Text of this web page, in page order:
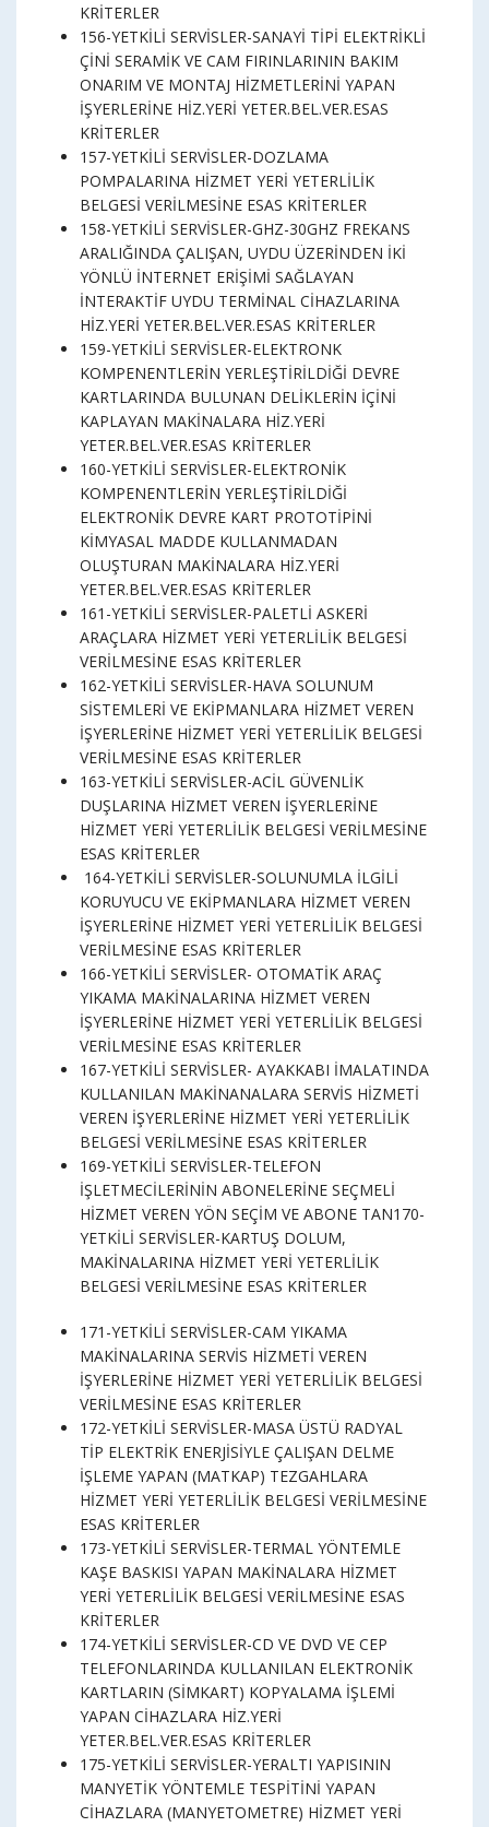
KRİTERLER
156-YETKİLİ SERVİSLER-SANAYİ TİPİ ELEKTRİKLİ
ÇİNİ SERAMİK VE CAM FIRINLARININ BAKIM
ONARIM VE MONTAJ HİZMETLERİNİ YAPAN
İŞYERLERİNE HİZ.YERİ YETER.BEL.VER.ESAS
KRİTERLER
157-YETKİLİ SERVİSLER-DOZLAMA
POMPALARINA HİZMET YERİ YETERLİLİK
BELGESİ VERİLMESİNE ESAS KRİTERLER
158-YETKİLİ SERVİSLER-GHZ-30GHZ FREKANS
ARALIĞINDA ÇALIŞAN, UYDU ÜZERİNDEN İKİ
YÖNLÜ İNTERNET ERİŞİMİ SAĞLAYAN
İNTERAKTİF UYDU TERMİNAL CİHAZLARINA
HİZ.YERİ YETER.BEL.VER.ESAS KRİTERLER
159-YETKİLİ SERVİSLER-ELEKTRONK
KOMPENENTLERİN YERLEŞTİRİLDİĞİ DEVRE
KARTLARINDA BULUNAN DELİKLERİN İÇİNİ
KAPLAYAN MAKİNALARA HİZ.YERİ
YETER.BEL.VER.ESAS KRİTERLER
160-YETKİLİ SERVİSLER-ELEKTRONİK
KOMPENENTLERİN YERLEŞTİRİLDİĞİ
ELEKTRONİK DEVRE KART PROTOTİPİNİ
KİMYASAL MADDE KULLANMADAN
OLUŞTURAN MAKİNALARA HİZ.YERİ
YETER.BEL.VER.ESAS KRİTERLER
161-YETKİLİ SERVİSLER-PALETLİ ASKERİ
ARAÇLARA HİZMET YERİ YETERLİLİK BELGESİ
VERİLMESİNE ESAS KRİTERLER
162-YETKİLİ SERVİSLER-HAVA SOLUNUM
SİSTEMLERİ VE EKİPMANLARA HİZMET VEREN
İŞYERLERİNE HİZMET YERİ YETERLİLİK BELGESİ
VERİLMESİNE ESAS KRİTERLER
163-YETKİLİ SERVİSLER-ACİL GÜVENLİK
DUŞLARINA HİZMET VEREN İŞYERLERİNE
HİZMET YERİ YETERLİLİK BELGESİ VERİLMESİNE
ESAS KRİTERLER
164-YETKİLİ SERVİSLER-SOLUNUMLA İLGİLİ
KORUYUCU VE EKİPMANLARA HİZMET VEREN
İŞYERLERİNE HİZMET YERİ YETERLİLİK BELGESİ
VERİLMESİNE ESAS KRİTERLER
166-YETKİLİ SERVİSLER- OTOMATİK ARAÇ
YIKAMA MAKİNALARINA HİZMET VEREN
İŞYERLERİNE HİZMET YERİ YETERLİLİK BELGESİ
VERİLMESİNE ESAS KRİTERLER
167-YETKİLİ SERVİSLER- AYAKKABI İMALATINDA
KULLANILAN MAKİNANALARA SERVİS HİZMETİ
VEREN İŞYERLERİNE HİZMET YERİ YETERLİLİK
BELGESİ VERİLMESİNE ESAS KRİTERLER
169-YETKİLİ SERVİSLER-TELEFON
İŞLETMECİLERİNİN ABONELERİNE SEÇMELİ
HİZMET VEREN YÖN SEÇİM VE ABONE TAN170-
YETKİLİ SERVİSLER-KARTUŞ DOLUM,
MAKİNALARINA HİZMET YERİ YETERLİLİK
BELGESİ VERİLMESİNE ESAS KRİTERLER
171-YETKİLİ SERVİSLER-CAM YIKAMA
MAKİNALARINA SERVİS HİZMETİ VEREN
İŞYERLERİNE HİZMET YERİ YETERLİLİK BELGESİ
VERİLMESİNE ESAS KRİTERLER
172-YETKİLİ SERVİSLER-MASA ÜSTÜ RADYAL
TİP ELEKTRİK ENERJİSİYLE ÇALIŞAN DELME
İŞLEME YAPAN (MATKAP) TEZGAHLARA
HİZMET YERİ YETERLİLİK BELGESİ VERİLMESİNE
ESAS KRİTERLER
173-YETKİLİ SERVİSLER-TERMAL YÖNTEMLE
KAŞE BASKISI YAPAN MAKİNALARA HİZMET
YERİ YETERLİLİK BELGESİ VERİLMESİNE ESAS
KRİTERLER
174-YETKİLİ SERVİSLER-CD VE DVD VE CEP
TELEFONLARINDA KULLANILAN ELEKTRONİK
KARTLARIN (SİMKART) KOPYALAMA İŞLEMİ
YAPAN CİHAZLARA HİZ.YERİ
YETER.BEL.VER.ESAS KRİTERLER
175-YETKİLİ SERVİSLER-YERALTI YAPISININ
MANYETİK YÖNTEMLE TESPİTİNİ YAPAN
CİHAZLARA (MANYETOMETRE) HİZMET YERİ